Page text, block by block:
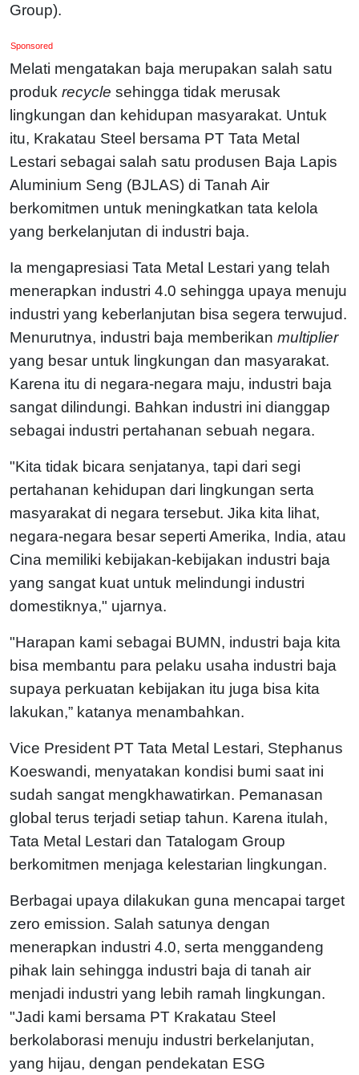
Group).
Sponsored
Melati mengatakan baja merupakan salah satu
produk recycle sehingga tidak merusak
lingkungan dan kehidupan masyarakat. Untuk
itu, Krakatau Steel bersama PT Tata Metal
Lestari sebagai salah satu produsen Baja Lapis
Aluminium Seng (BJLAS) di Tanah Air
berkomitmen untuk meningkatkan tata kelola
yang berkelanjutan di industri baja.
Ia mengapresiasi Tata Metal Lestari yang telah
menerapkan industri 4.0 sehingga upaya menuju
industri yang keberlanjutan bisa segera terwujud.
Menurutnya, industri baja memberikan multiplier
yang besar untuk lingkungan dan masyarakat.
Karena itu di negara-negara maju, industri baja
sangat dilindungi. Bahkan industri ini dianggap
sebagai industri pertahanan sebuah negara.
"Kita tidak bicara senjatanya, tapi dari segi
pertahanan kehidupan dari lingkungan serta
masyarakat di negara tersebut. Jika kita lihat,
negara-negara besar seperti Amerika, India, atau
Cina memiliki kebijakan-kebijakan industri baja
yang sangat kuat untuk melindungi industri
domestiknya," ujarnya.
"Harapan kami sebagai BUMN, industri baja kita
bisa membantu para pelaku usaha industri baja
supaya perkuatan kebijakan itu juga bisa kita
lakukan,” katanya menambahkan.
Vice President PT Tata Metal Lestari, Stephanus
Koeswandi, menyatakan kondisi bumi saat ini
sudah sangat mengkhawatirkan. Pemanasan
global terus terjadi setiap tahun. Karena itulah,
Tata Metal Lestari dan Tatalogam Group
berkomitmen menjaga kelestarian lingkungan.
Berbagai upaya dilakukan guna mencapai target
zero emission. Salah satunya dengan
menerapkan industri 4.0, serta menggandeng
pihak lain sehingga industri baja di tanah air
menjadi industri yang lebih ramah lingkungan.
"Jadi kami bersama PT Krakatau Steel
berkolaborasi menuju industri berkelanjutan,
yang hijau, dengan pendekatan ESG